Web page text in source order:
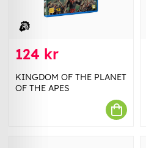
124 kr
KINGDOM OF THE PLANET
OF THE APES